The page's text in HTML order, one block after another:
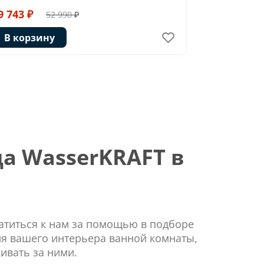
743 ₽ 52 990 ₽
В корзину
в
к нам за помощью в подборе
вашего интерьера ванной комнаты,
за ними.